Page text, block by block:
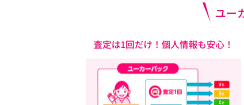
ユー
査定は1回だけ！個人情報も安心！